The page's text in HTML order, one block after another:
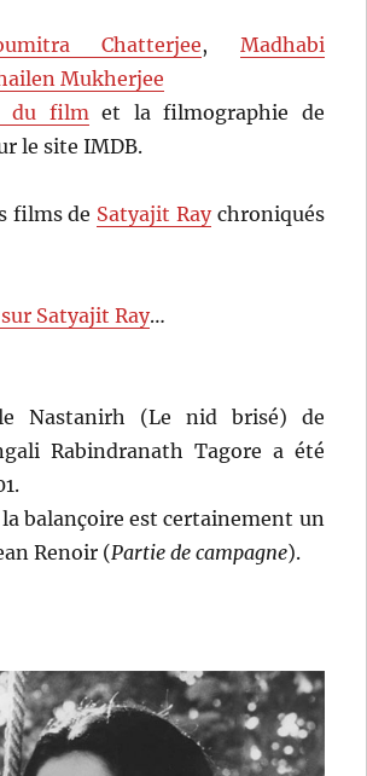
Chatterjee, Madhabi
Mukherjee
du filmet la filmographie de
le site IMDB.
films de Satyajit Raychroniqués
Satyajit Ray…
Nastanirh (Le nid brisé) de
Rabindranath Tagore a été
la balançoire est certainement un
Renoir (Partie de campagne).